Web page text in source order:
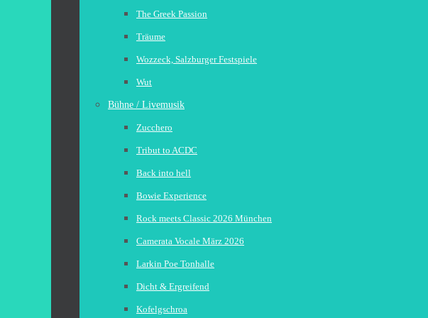
The Greek Passion
Träume
Wozzeck, Salzburger Festspiele
Wut
Bühne / Livemusik
Zucchero
Tribut to ACDC
Back into hell
Bowie Experience
Rock meets Classic 2026 München
Camerata Vocale März 2026
Larkin Poe Tonhalle
Dicht & Ergreifend
Kofelgschroa